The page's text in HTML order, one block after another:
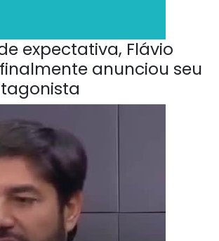
expectativa, Flávio
anunciou seu